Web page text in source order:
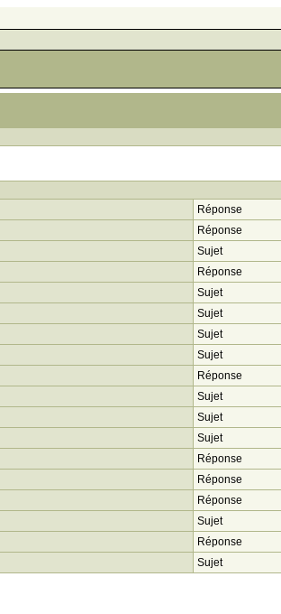
Réponse
Réponse
Sujet
Réponse
Sujet
Sujet
Sujet
Sujet
Réponse
Sujet
Sujet
Sujet
Réponse
Réponse
Réponse
Sujet
Réponse
Sujet